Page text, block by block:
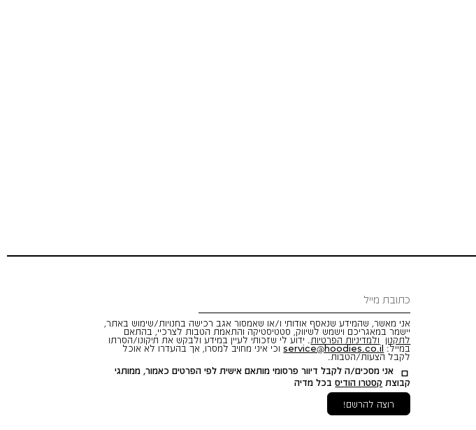
אני מאשר, שהמידע שנאסף אודותי ו/או שאמסור אגב רכישה בחנויות/שימוש באתר,
יישמר במאגריכם וישמש לשיווק, סטטיסטיקה והתאמת הטבות לצרכיי, בהתאם
לתקנון ולמדיניות הפרטיות . ידוע לי שזכותי לעיין במידע ולבקש את תיקונו/הסרתו
במייל: service@hoodies.co.ilוכי איני מחויב למסרו, אך בהעדרו לא אוכל
לקבל הצעות/הטבות.
אני מסכים/ה לקבל דיוור פרסומי מותאם אישית לפי הפרטים כאמור, ממותגי
קבוצת קסטרו הודיסבכל מדיה
רוצה להרשם!